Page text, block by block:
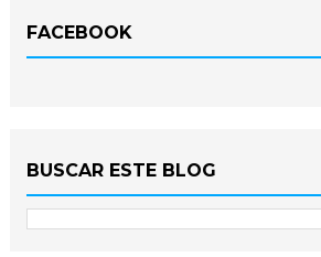
FACEBOOK
BUSCAR ESTE BLOG